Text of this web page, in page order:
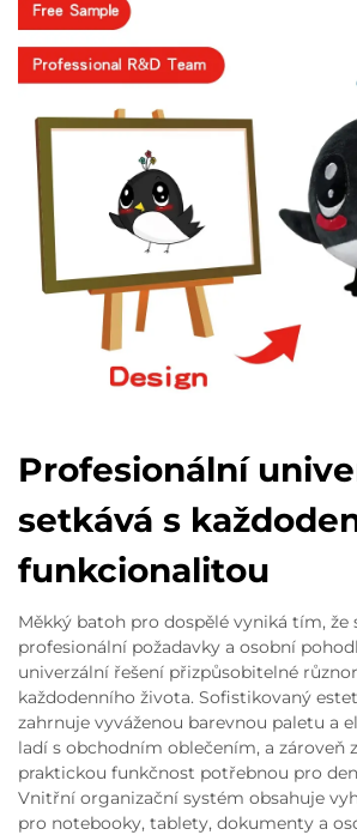
Profesionální
setkává s
funkcionalitou
Měkký batoh pro dospělé vyniká tím, že
profesionální požadavky a osobní
univerzální řešení přizpůsobitelné
každodenního života. Sofistikovaný
zahrnuje vyváženou barevnou paletu a
ladí s obchodním oblečením, a zároveň
praktickou funkčnost potřebnou pro
Vnitřní organizační systém obsahuje
pro notebooky, tablety, dokumenty a